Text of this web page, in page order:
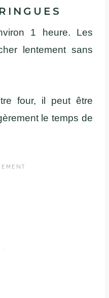
1 heure. Les
lentement sans
four, il peut être
le temps de